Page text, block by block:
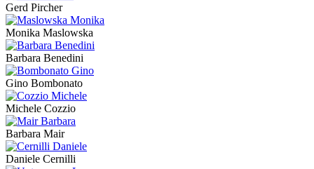
Gerd Pircher
Monika Maslowska
Barbara Benedini
Gino Bombonato
Michele Cozzio
Barbara Mair
Daniele Cernilli